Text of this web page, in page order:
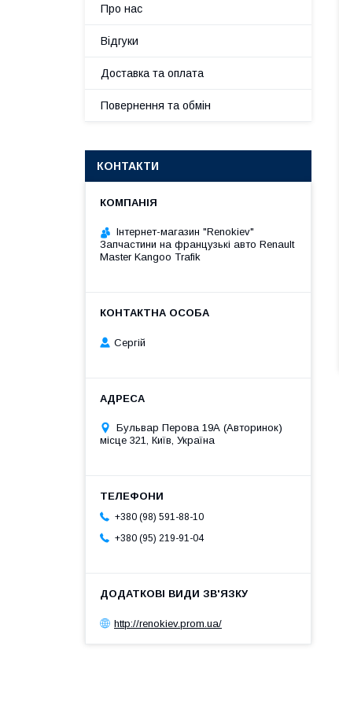
Про нас
Відгуки
Доставка та оплата
Повернення та обмін
КОНТАКТИ
Інтернет-магазин "Renokiev"
Запчастини на французькі авто Renault
Master Kangoo Trafik
Сергій
Бульвар Перова 19А (Авторинок)
місце 321, Київ, Україна
+380 (98) 591-88-10
+380 (95) 219-91-04
http://renokiev.prom.ua/